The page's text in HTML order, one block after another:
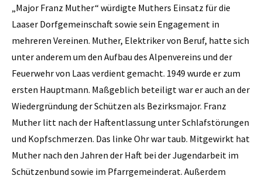
„Major Franz Muther“ würdigte Muthers Einsatz für die
Laaser Dorfgemeinschaft sowie sein Engagement in
mehreren Vereinen. Muther, Elektriker von Beruf, hatte sich
unter anderem um den Aufbau des Alpenvereins und der
Feuerwehr von Laas verdient gemacht. 1949 wurde er zum
ersten Hauptmann. Maßgeblich beteiligt war er auch an der
Wiedergründung der Schützen als Bezirksmajor. Franz
Muther litt nach der Haftentlassung unter Schlafstörungen
und Kopfschmerzen. Das linke Ohr war taub. Mitgewirkt hat
Muther nach den Jahren der Haft bei der Jugendarbeit im
Schützenbund sowie im Pfarrgemeinderat. Außerdem